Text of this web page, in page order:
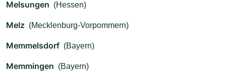
Melsungen (Hessen)
Melz (Mecklenburg-Vorpommern)
Memmelsdorf (Bayern)
Memmingen (Bayern)